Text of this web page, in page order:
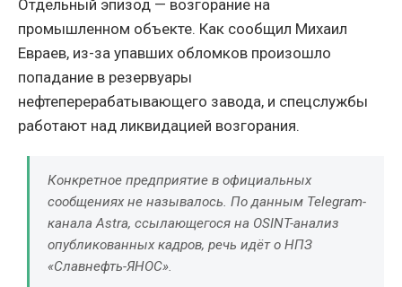
Отдельный эпизод — возгорание на
промышленном объекте. Как сообщил Михаил
Евраев, из-за упавших обломков произошло
попадание в резервуары
нефтеперерабатывающего завода, и спецслужбы
работают над ликвидацией возгорания.
Конкретное предприятие в официальных
сообщениях не называлось. По данным Telegram-
канала Astra, ссылающегося на OSINT-анализ
опубликованных кадров, речь идёт о НПЗ
«Славнефть-ЯНОС».